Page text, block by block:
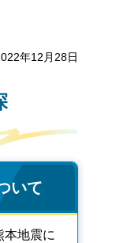
年12月28日
いて
本地震に